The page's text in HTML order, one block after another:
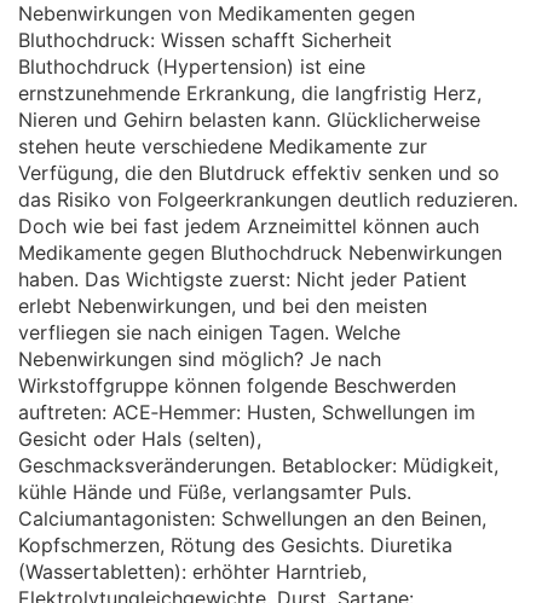
Nebenwirkungen von Medikamenten gegen
Bluthochdruck: Wissen schafft Sicherheit
Bluthochdruck (Hypertension) ist eine
ernstzunehmende Erkrankung, die langfristig Herz,
Nieren und Gehirn belasten kann. Glücklicherweise
stehen heute verschiedene Medikamente zur
Verfügung, die den Blutdruck effektiv senken und so
das Risiko von Folgeerkrankungen deutlich reduzieren.
Doch wie bei fast jedem Arzneimittel können auch
Medikamente gegen Bluthochdruck Nebenwirkungen
haben. Das Wichtigste zuerst: Nicht jeder Patient
erlebt Nebenwirkungen, und bei den meisten
verfliegen sie nach einigen Tagen. Welche
Nebenwirkungen sind möglich? Je nach
Wirkstoffgruppe können folgende Beschwerden
auftreten: ACE‑Hemmer: Husten, Schwellungen im
Gesicht oder Hals (selten),
Geschmacksveränderungen. Betablocker: Müdigkeit,
kühle Hände und Füße, verlangsamter Puls.
Calciumantagonisten: Schwellungen an den Beinen,
Kopfschmerzen, Rötung des Gesichts. Diuretika
(Wassertabletten): erhöhter Harntrieb,